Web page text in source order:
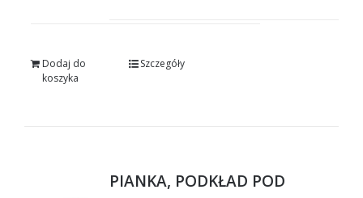
Dodaj do
koszyka
Szczegóły
PIANKA, PODKŁAD POD